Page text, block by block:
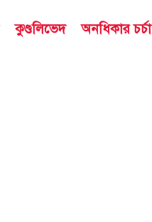
কুণ্ডলিভেদ অনধিকার চর্চা